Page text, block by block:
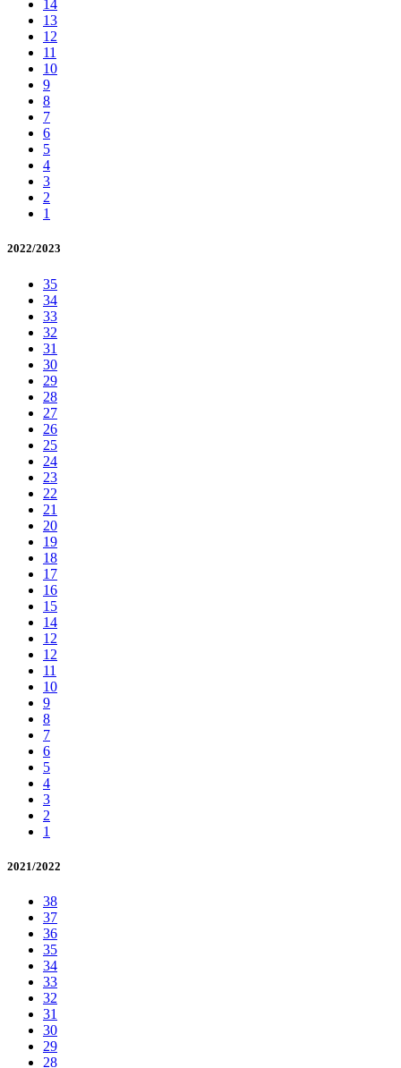
14
13
12
11
10
9
8
7
6
5
4
3
2
1
2022/2023
35
34
33
32
31
30
29
28
27
26
25
24
23
22
21
20
19
18
17
16
15
14
12
12
11
10
9
8
7
6
5
4
3
2
1
2021/2022
38
37
36
35
34
33
32
31
30
29
28